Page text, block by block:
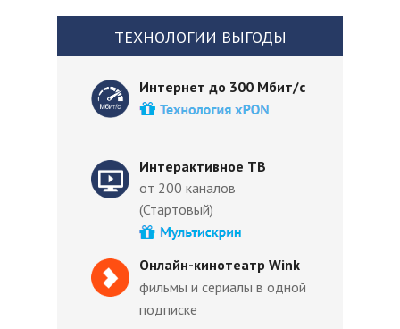
Интерактивное ТВ
от 200 каналов
(Стартовый)
Интернет до 300 Мбит/с
Онлайн-кинотеатр Wink
фильмы и сериалы в одной
подписке
ТЕХНОЛОГИИ ВЫГОДЫ